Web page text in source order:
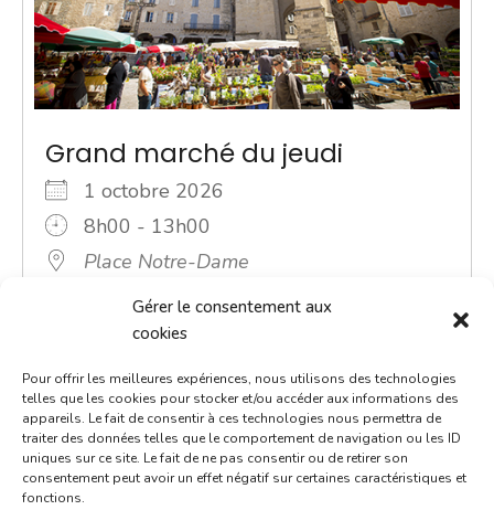
Gérer le consentement aux
cookies
Pour offrir les meilleures expériences, nous utilisons des technologies
telles que les cookies pour stocker et/ou accéder aux informations des
appareils. Le fait de consentir à ces technologies nous permettra de
traiter des données telles que le comportement de navigation ou les ID
uniques sur ce site. Le fait de ne pas consentir ou de retirer son
consentement peut avoir un effet négatif sur certaines caractéristiques et
fonctions.
Grand marché du jeudi
1 octobre 2026
8h00 - 13h00
Place Notre-Dame
Marchés
marché Chaque jeudi jusqu’à septembre, une navette
Bastibus gratuite est mise en place par la Ville pour
[...]
En savoir plus